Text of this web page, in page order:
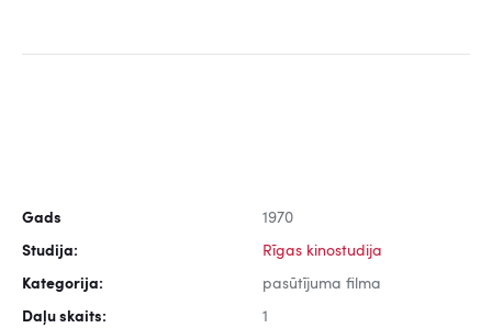
Gads 1970
Studija: Rīgas kinostudija
Kategorija: pasūtījuma filma
Daļu skaits: 1